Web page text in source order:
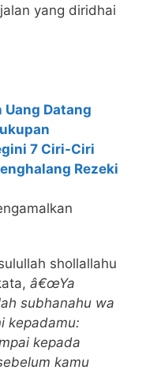
yang diridhai
Uang Datang
7 Ciri-Ciri
Rezeki
shollallahu
â€œYa
subhanahu wa
kepadamu:
kepada
kamu